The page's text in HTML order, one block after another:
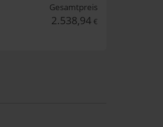
Gesamtpreis
2.538,94 €